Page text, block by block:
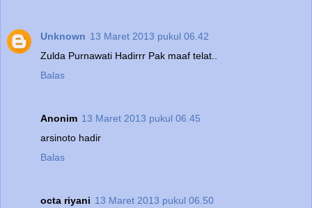
Unknown 13 Maret 2013 pukul 06.42
Zulda Purnawati Hadirrr Pak maaf telat..
Balas
Anonim 13 Maret 2013 pukul 06.45
arsinoto hadir
Balas
octa riyani 13 Maret 2013 pukul 06.50